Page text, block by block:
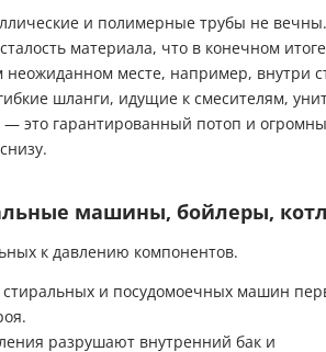
Департамент
передачи
и полимерные трубы не вечны.
материала, что в конечном итоге
месте, например, внутри
шланги, идущие к смесителям,
— это гарантированный потоп и
машины, бойлеры,
к давлению компонентов.
и посудомоечных машин
разрушают внутренний бак и
Я принимаю условия
передачи информации
Я принимаю условия